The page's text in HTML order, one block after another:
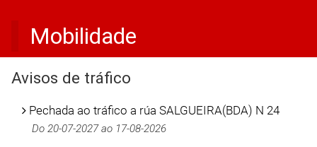
Mobilidade
Avisos de tráfico
Pechada ao tráfico a rúa SALGUEIRA(BDA) N 24
Do 20-07-2027 ao 17-08-2026